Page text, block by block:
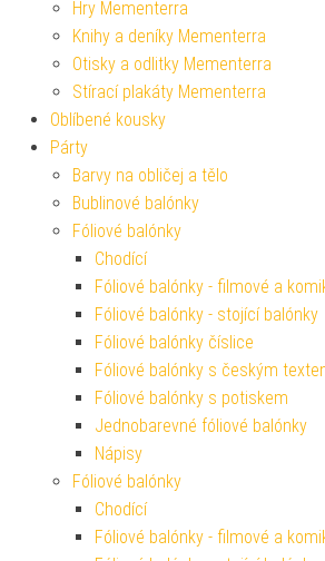
Hry Mementerra
Knihy a deníky Mementerra
Otisky a odlitky Mementerra
Stírací plakáty Mementerra
Oblíbené kousky
Párty
Barvy na obličej a tělo
Bublinové balónky
Fóliové balónky
Chodící
Fóliové balónky - filmové a
Fóliové balónky - stojící balónky
Fóliové balónky číslice
Fóliové balónky s českým
Fóliové balónky s potiskem
Jednobarevné fóliové balónky
Nápisy
Fóliové balónky
Chodící
Fóliové balónky - filmové a